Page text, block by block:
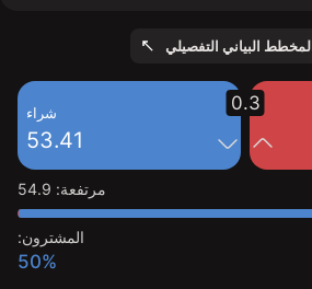
البياني التفصيلي
شراء
53.41
0.3
مرتفعة:
54.9
المشترون:
50%